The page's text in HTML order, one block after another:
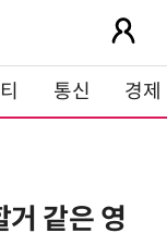
통신 경제
같은 영